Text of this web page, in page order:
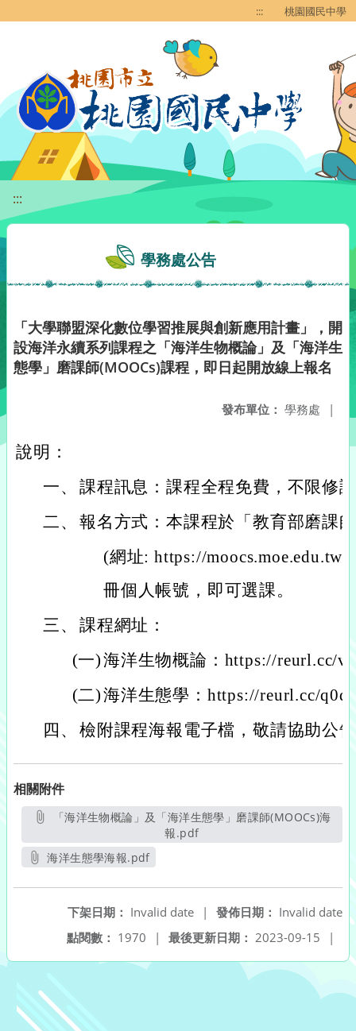
::: 桃園國民中學
:::
學務處公告
「大學聯盟深化數位學習推展與創新應用計畫」，開
設海洋永續系列課程之「海洋生物概論」及「海洋生
態學」磨課師(MOOCs)課程，即日起開放線上報名
發布單位： 學務處 |
說明：
一、 課程訊息：課程全程免費，不限修
二、 報名方式：本課程於「教育部磨課
(網址: https://
冊個人帳號，即可選課。
三、 課程網址：
(一)海洋生物概論：https://reurl.cc/
(二)海洋生態學：https://reurl.cc/
四、 檢附課程海報電子檔，敬請協助公
相關附件
報.pdf另開新視窗
海洋生態學海報.pdf
發佈日期： Invalid date
下架日期： Invalid date
|
最後更新日期： 2023-09-15 |
點閱數： 1970 |